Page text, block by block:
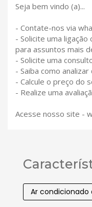
Seja bem vindo (a)...
- Contate-nos via
- Solicite uma
para assuntos mais
- Solicite uma
- Saiba como
- Calcule o preço do
- Realize uma
Acesse nosso site -
Ar condicionado